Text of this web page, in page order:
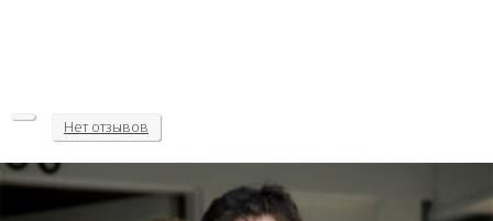
Нет отзывов